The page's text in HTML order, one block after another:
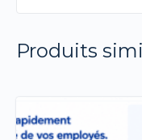
Produits